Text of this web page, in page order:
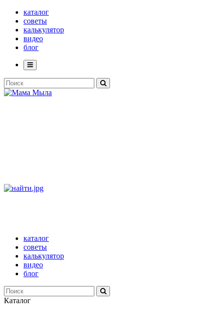
каталог
советы
калькулятор
видео
блог
каталог
советы
калькулятор
видео
блог
Каталог